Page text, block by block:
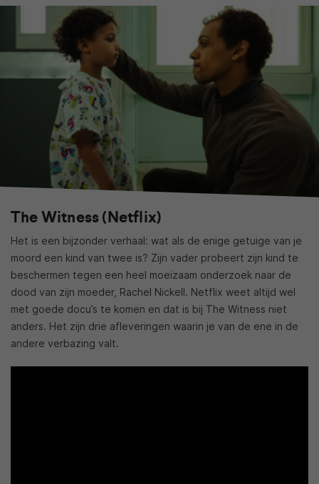
The Witness (Netflix)
Het is een bijzonder verhaal: wat als de enige getuige van je
moord een kind van twee is? Zijn vader probeert zijn kind te
beschermen tegen een heel moeizaam onderzoek naar de
dood van zijn moeder, Rachel Nickell. Netflix weet altijd wel
met goede docu’s te komen en dat is bij The Witness niet
anders. Het zijn drie afleveringen waarin je van de ene in de
andere verbazing valt.